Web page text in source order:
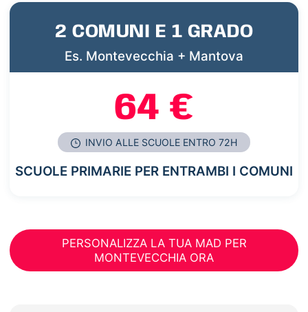
2 COMUNI E 1 GRADO
Es. Montevecchia + Mantova
64 €
INVIO ALLE SCUOLE ENTRO 72H
SCUOLE PRIMARIE PER ENTRAMBI I COMUNI
PERSONALIZZA LA TUA MAD PER
MONTEVECCHIA ORA